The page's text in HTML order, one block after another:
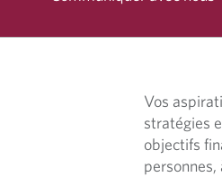
Vos
stratégies
objectifs